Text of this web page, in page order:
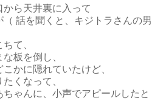
ら天井裏に入って
話を聞くと、キジトラさんの男
て、
板を倒し、
かに隠れていたけど、
くなって、
ゃんに、小声でアピールしたと